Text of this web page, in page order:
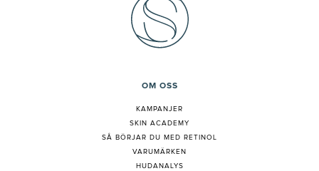
OM OSS
KAMPANJER
SKIN ACADEMY
SÅ BÖRJAR DU MED RETINOL
VARUMÄRKEN
HUDANALYS